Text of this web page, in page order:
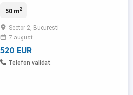
Vechi, la doar 7 minute de mers pe jos de
îmbină liniștea deplină cu accesul imediat
la viața vibrantă a orașului. Apartamentul
este compus din: dormitor ...
50 m2
Sector 2, Bucuresti
7 august
520 EUR
Telefon validat